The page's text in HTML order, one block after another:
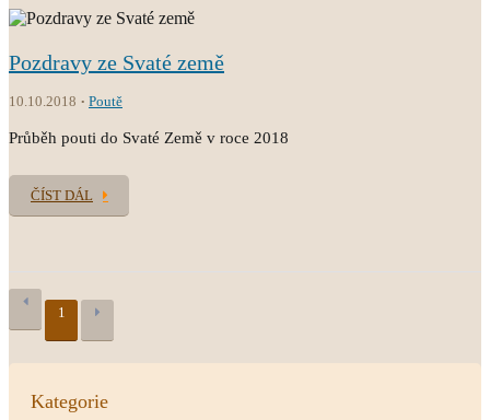
Pozdravy ze Svaté země
10.10.2018 Poutě
Průběh pouti do Svaté Země v roce 2018
ČÍST DÁL
1
Kategorie